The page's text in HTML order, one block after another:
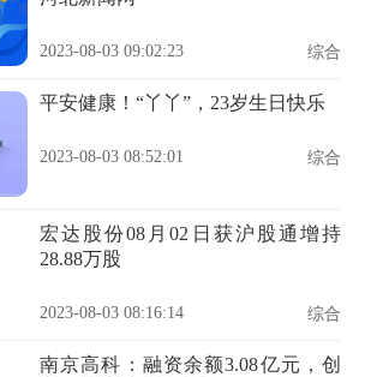
2023-08-03 09:02:23 综合
平安健康！“丫丫”，23岁生日快乐
2023-08-03 08:52:01 综合
宏达股份08月02日获沪股通增持
28.88万股
2023-08-03 08:16:14 综合
南京高科：融资余额3.08亿元，创